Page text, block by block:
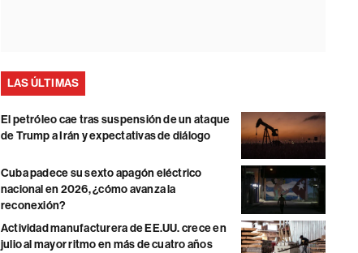
LAS ÚLTIMAS
El petróleo cae tras suspensión de un ataque
de Trump a Irán y expectativas de diálogo
Cuba padece su sexto apagón eléctrico
nacional en 2026, ¿cómo avanza la
reconexión?
Actividad manufacturera de EE.UU. crece en
julio al mayor ritmo en más de cuatro años